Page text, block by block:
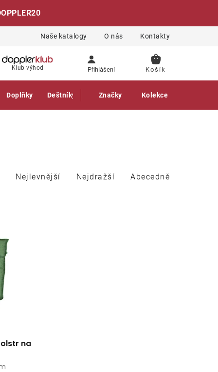
Naše katalogy O nás Kontakty
Klub výhod Přihlášení
NÁKUPNÍ
Doplňky Deštníky Gastro produkty
Značky Kolekce
Nejlevnější Nejdražší Abecedně
na